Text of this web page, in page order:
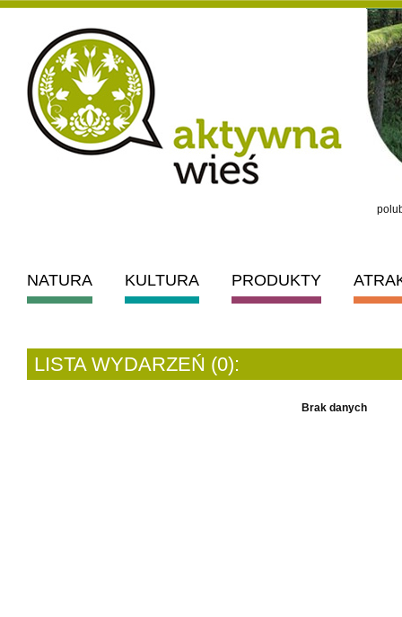
NATURA KULTURA PRODUKTY
LISTA WYDARZEŃ (0):
Brak danych